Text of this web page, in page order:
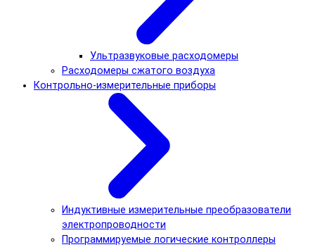
Ультразвуковые расходомеры
Расходомеры сжатого воздуха
Контрольно-измерительные приборы
Индуктивные измерительные преобразователи
электропроводности
Программируемые логические контроллеры